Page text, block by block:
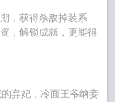
，获得杀敌掉装系
，解锁成就，更能得
弃妃，冷面王爷纳妾